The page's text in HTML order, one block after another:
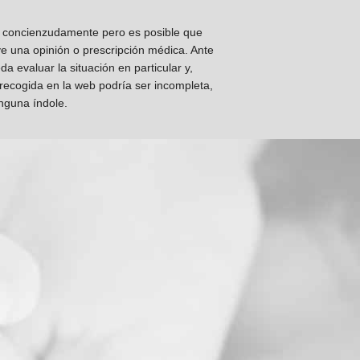
pero es posible que
una opinión o prescripción médica. Ante
evaluar la situación en particular y,
en la web podría ser incompleta,
índole.